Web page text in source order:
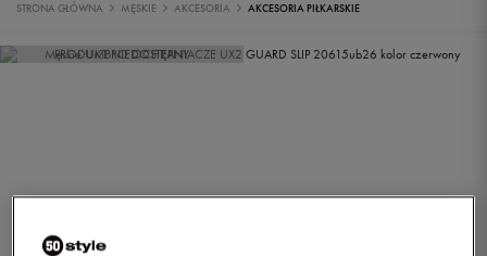
STRONA GŁÓWNA MĘSKIE AKCESORIA AKCESORIA PIŁKARSKIE
PRODUKT NIEDOSTĘPNY